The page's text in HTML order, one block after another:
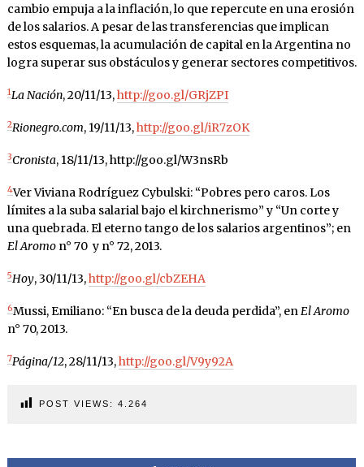
cambio empuja a la inflación, lo que repercute en una erosión
de los salarios. A pesar de las transferencias que implican
estos esquemas, la acumulación de capital en la Argentina no
logra superar sus obstáculos y generar sectores competitivos.
1La Nación, 20/11/13,http://goo.gl/GRjZPI
2Rionegro.com, 19/11/13,http://goo.gl/iR7zOK
3Cronista, 18/11/13, http://goo.gl/W3nsRb
4Ver Viviana Rodríguez Cybulski: “Pobres pero caros. Los
límites a la suba salarial bajo el kirchnerismo” y “Un corte y
una quebrada. El eterno tango de los salarios argentinos”; en
El Aromo n° 70 y n° 72, 2013.
5Hoy, 30/11/13,http://goo.gl/cbZEHA
6Mussi, Emiliano: “En busca de la deuda perdida”, enEl Aromo
n° 70, 2013.
7Página/12, 28/11/13,http://goo.gl/V9y92A
POST VIEWS: 4.264